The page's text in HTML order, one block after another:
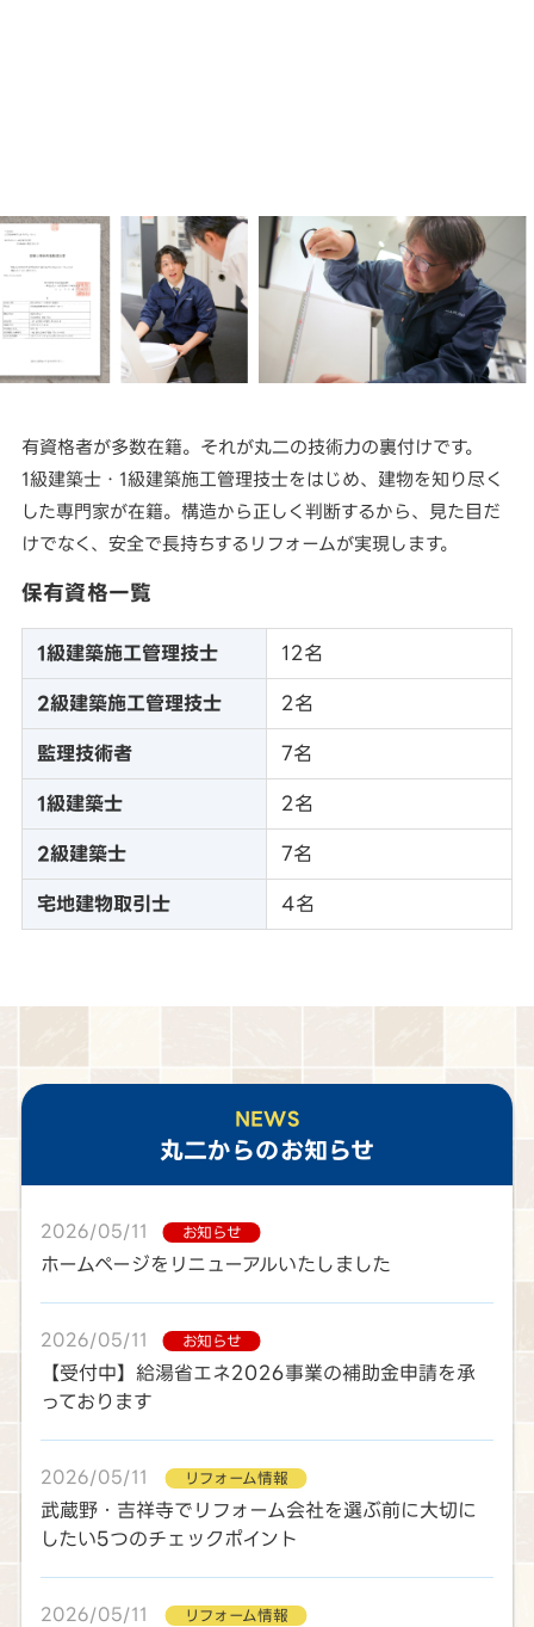
有資格者が多数在籍。それが丸二の技術力の裏付けです。
1級建築士・1級建築施工管理技士をはじめ、建物を知り尽く
した専門家が在籍。構造から正しく判断するから、見た目だ
けでなく、安全で長持ちするリフォームが実現します。
保有資格一覧
1級建築施工管理技士 12名
2級建築施工管理技士 2名
監理技術者 7名
1級建築士 2名
2級建築士 7名
宅地建物取引士 4名
NEWS
丸二からのお知らせ
2026/05/11 お知らせ
ホームページをリニューアルいたしました
2026/05/11 お知らせ
【受付中】給湯省エネ2026事業の補助金申請を承
っております
2026/05/11 リフォーム情報
武蔵野・吉祥寺でリフォーム会社を選ぶ前に大切に
したい5つのチェックポイント
2026/05/11 リフォーム情報